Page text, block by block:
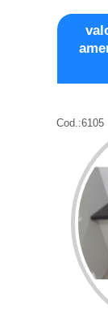
Cod.:6105